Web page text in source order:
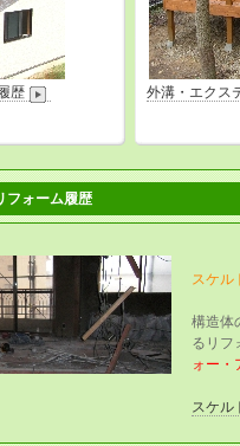
歴 外溝・エクス
フォーム履歴
スケル
構造体
るリフ
ォー・
スケル